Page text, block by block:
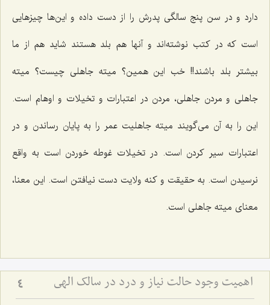
دارد و در سن پنج سالگی پدرش را از دست داده و این‌ها چیزهایی
است كه در كتب نوشته‌اند و آنها هم بلد هستند شاید هم از ما
بیشتر بلد باشند!! خب این همین؟ میته جاهلی چیست؟ میته
جاهلی و مردن جاهلی، مردن در اعتبارات و تخیلات و اوهام است.
این را به آن می‌گویند میته جاهلیت عمر را به پایان رساندن و در
اعتبارات سیر كردن است. در تخیلات غوطه خوردن است به واقع
نرسیدن است. به حقیقت و كنه ولایت دست نیافتن است. این معنا،
معنای میته جاهلی است.
اهمیت وجود حالت نیاز و درد در سالک الهی 4